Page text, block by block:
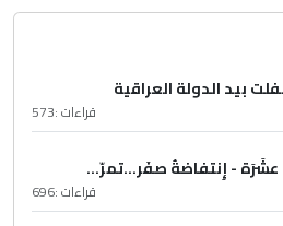
بيد الدولة العراقية
قراءات :573
عشَرَة - إِنتفاضةُ صفَر…تمرّ...
قراءات :696